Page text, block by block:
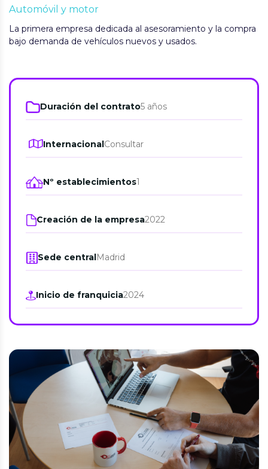
Automóvil y motor
La primera empresa dedicada al asesoramiento y la compra
bajo demanda de vehículos nuevos y usados.
Duración del contrato5 años
InternacionalConsultar
Nº establecimientos1
Creación de la empresa2022
Sede centralMadrid
Inicio de franquicia2024